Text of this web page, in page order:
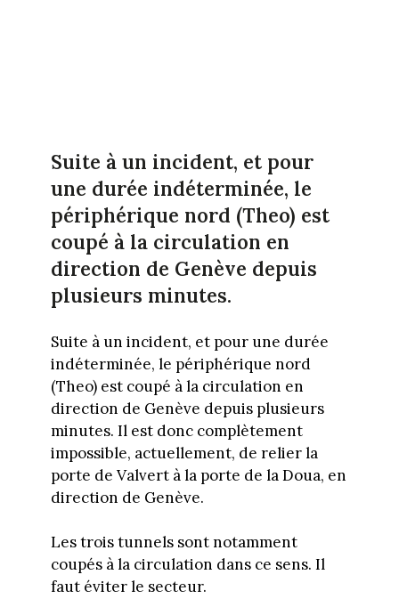
Suite à un incident, et pour
une durée indéterminée, le
périphérique nord (Theo) est
coupé à la circulation en
direction de Genève depuis
plusieurs minutes.
Suite à un incident, et pour une durée
indéterminée, le périphérique nord
(Theo) est coupé à la circulation en
direction de Genève depuis plusieurs
minutes. Il est donc complètement
impossible, actuellement, de relier la
porte de Valvert à la porte de la Doua, en
direction de Genève.
Les trois tunnels sont notamment
coupés à la circulation dans ce sens. Il
faut éviter le secteur.